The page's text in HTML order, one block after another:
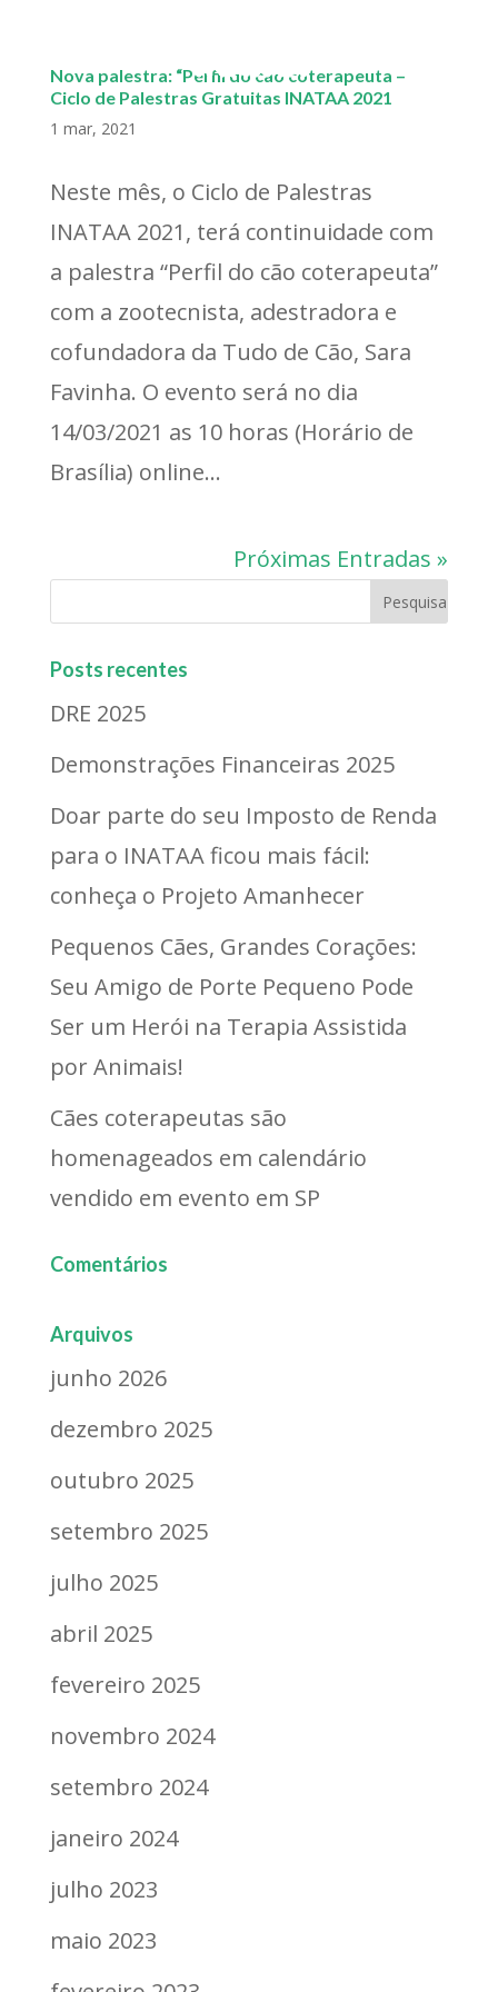
Nova palestra: “Perfil do cão coterapeuta –
Ciclo de Palestras Gratuitas INATAA 2021
1 mar, 2021
Neste mês, o Ciclo de Palestras
INATAA 2021, terá continuidade com
a palestra “Perfil do cão coterapeuta”
com a zootecnista, adestradora e
cofundadora da Tudo de Cão, Sara
Favinha. O evento será no dia
14/03/2021 as 10 horas (Horário de
Brasília) online...
Próximas Entradas »
Posts recentes
DRE 2025
Demonstrações Financeiras 2025
Doar parte do seu Imposto de Renda
para o INATAA ficou mais fácil:
conheça o Projeto Amanhecer
Pequenos Cães, Grandes Corações:
Seu Amigo de Porte Pequeno Pode
Ser um Herói na Terapia Assistida
por Animais!
Cães coterapeutas são
homenageados em calendário
vendido em evento em SP
Comentários
Arquivos
junho 2026
dezembro 2025
outubro 2025
setembro 2025
julho 2025
abril 2025
fevereiro 2025
novembro 2024
setembro 2024
janeiro 2024
julho 2023
maio 2023